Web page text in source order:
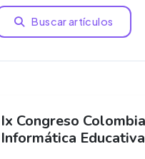
Buscar artículos
Ix Congreso
Informática Educativa